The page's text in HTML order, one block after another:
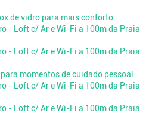
de vidro para mais conforto
momentos de cuidado pessoal